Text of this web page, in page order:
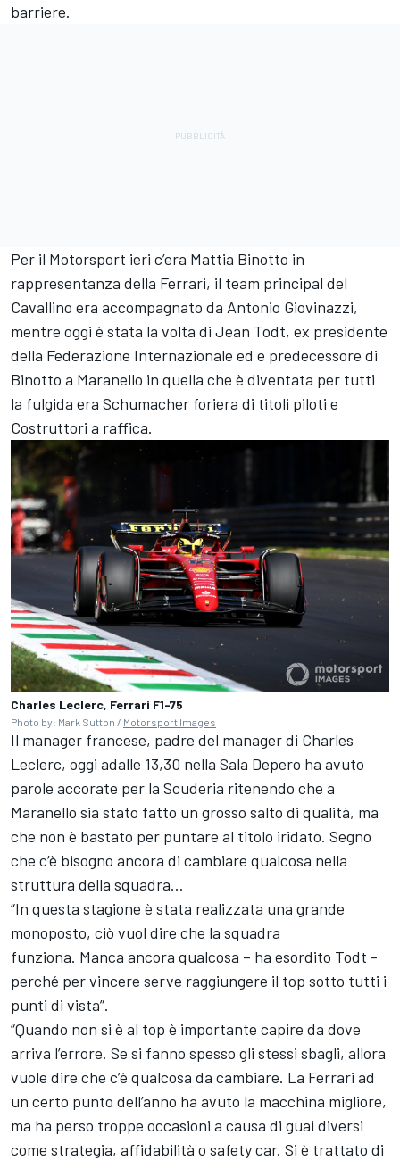
barriere.
Per il Motorsport ieri c’era Mattia Binotto in
rappresentanza della Ferrari, il team principal del
Cavallino era accompagnato da Antonio Giovinazzi,
mentre oggi è stata la volta di Jean Todt, ex presidente
della Federazione Internazionale ed e predecessore di
Binotto a Maranello in quella che è diventata per tutti
la fulgida era Schumacher foriera di titoli piloti e
Costruttori a raffica.
Charles Leclerc, Ferrari F1-75
Photo by: Mark Sutton / Motorsport Images
Il manager francese, padre del manager di Charles
Leclerc, oggi adalle 13,30 nella Sala Depero ha avuto
parole accorate per la Scuderia ritenendo che a
Maranello sia stato fatto un grosso salto di qualità, ma
che non è bastato per puntare al titolo iridato. Segno
che c’è bisogno ancora di cambiare qualcosa nella
struttura della squadra…
“In questa stagione è stata realizzata una grande
monoposto, ciò vuol dire che la squadra
funziona. Manca ancora qualcosa – ha esordito Todt -
perché per vincere serve raggiungere il top sotto tutti i
punti di vista”.
“Quando non si è al top è importante capire da dove
arriva l’errore. Se si fanno spesso gli stessi sbagli, allora
vuole dire che c’è qualcosa da cambiare. La Ferrari ad
un certo punto dell’anno ha avuto la macchina migliore,
ma ha perso troppe occasioni a causa di guai diversi
come strategia, affidabilità o safety car. Si è trattato di